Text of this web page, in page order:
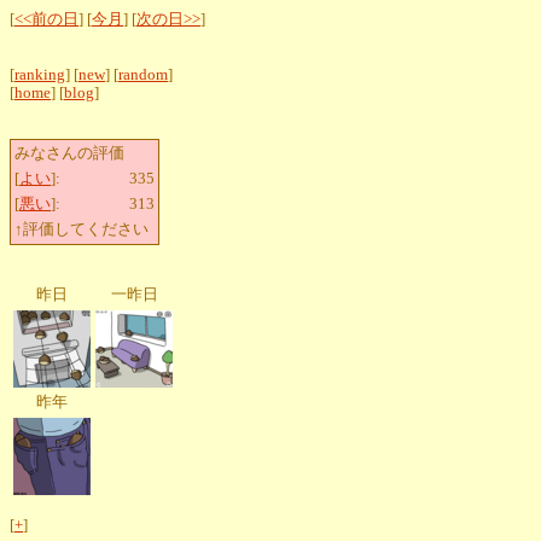
[<<前の日 ] [今月 ] [次の日>>]
[ranking] [new] [random]
[home] [blog]
みなさんの評価
[よい]:
335
[悪い]:
313
↑評価してください
昨日 一昨日
昨年
[+]